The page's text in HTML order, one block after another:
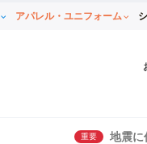
アパレル・ユニフォーム
重要 地震に